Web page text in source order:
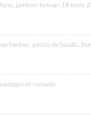
jambon toscan 18 mois
herbes, pesto de basilic,
et romarin